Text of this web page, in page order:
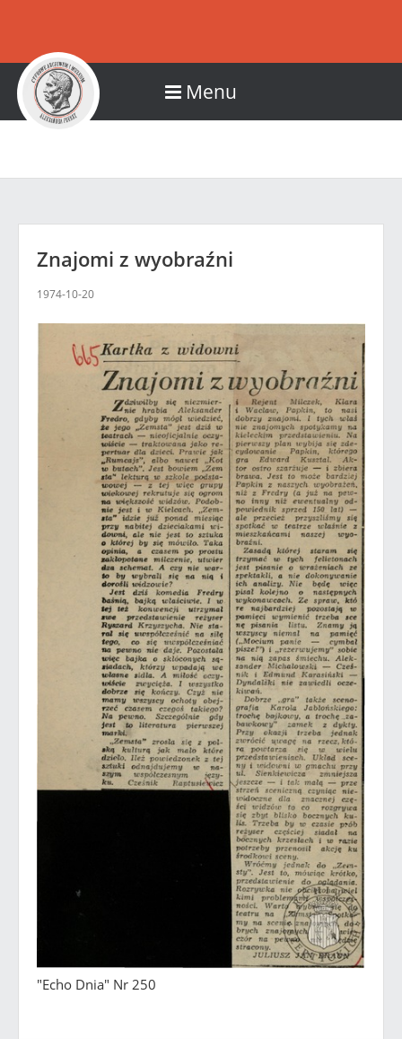
Menu
Znajomi z wyobraźni
1974-10-20
"Echo Dnia" Nr 250